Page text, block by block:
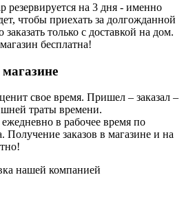
резервируется на 3 дня - именно
чтобы приехать за долгожданной
только с доставкой на дом.
бесплатна!
свое время. Пришел – заказал –
траты времени.
в рабочее время по
Получение заказов в магазине и на
нашей компанией